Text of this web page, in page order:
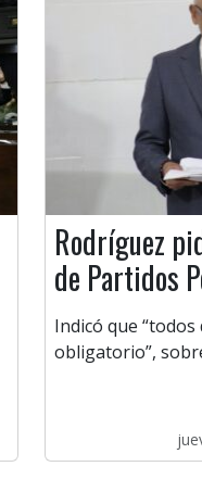
Rodríguez
de Partidos
Indicó que
obligatorio”,